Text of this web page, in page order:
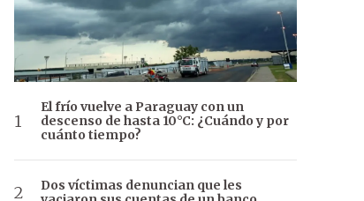
El frío vuelve a Paraguay con un
descenso de hasta 10°C: ¿Cuándo y por
cuánto tiempo?
Dos víctimas denuncian que les